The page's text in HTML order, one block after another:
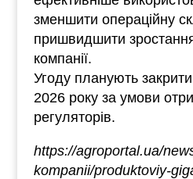
зменшити операційну
пришвидшити
компанії.
Угоду планують
2026 року за умови
регуляторів.
https://agroportal.ua/
kompanii/produktoviy-